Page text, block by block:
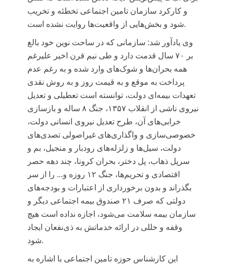
و کارکرد سازمان تامین اجتماعی تخطئه و تخریب
شود و بخش‌هایی از واقعیت‌ها روایت نشده است.
وی یادآور شد: سازمانی که در ساحت نوین خود بالغ
بر ۷۰ سال قدمت دارد و طی نیم قرن اخیر علیرغم
همه بحران‌ها و شوک‌های وارد شده و به رغم عدم
پرداخت به موقع و به قیمت روز و به روش نقدی
تعهدات بیمه‌ای دولت، توانسته است تعطیلی و تعدیل
نیروی ناشی از انقلاب ۱۳۵۷، جنگ ۸ ساله و بازسازی
خرابی‌های آن، طرح تعدیل نیروی انسانی دولت،
خصوصی‌سازی و واگذاری‌های غیراصولی تصدی‌های
دولت، سیل‌ها و زلزله‌های رودبار و منجیل، بم و
سرپل ذهاب، پل دختر، بحران کرونا، چند دهه حصر
اقتصادی و تحریم‌ها، جنگ ۱۲ روزه و... را از سر
بگذراند و بدون برخورداری از اعتبارات و بودجه‌های
دولتی که صرف ۲۱ صندوق بیمه اجتماعی دیگر و
سازمان بیمه سلامت می‌شود، اجازه نداده است هیچ
وقفه و خللی در ارائه خدماتش به ذی‌نفعان ایجاد
شود.
این کارشناس حوزه تامین اجتماعی با اشاره به